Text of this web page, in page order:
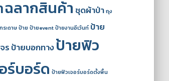
ฉลากสินค้า ชุดผ้าป่า ถุง
ระดาษ ป้าย ป้ายevent ป้ายงานอีเว้นท์ ป้าย
รป้ายบอกทางป้ายฟิว
ร์บอร์ด ป้ายฟิวเจอร์บอร์ดตั้งพื้น